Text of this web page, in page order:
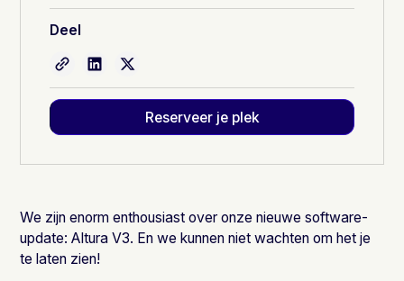
Deel
Reserveer je plek
We zijn enorm enthousiast over onze nieuwe software-
update: Altura V3. En we kunnen niet wachten om het je
te laten zien!